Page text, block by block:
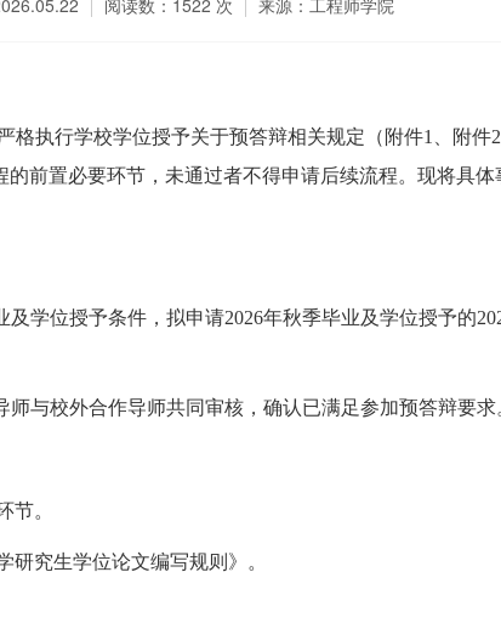
阅读数： 1522 次 来源：工程师学院
格执行学校学位授予关于预答辩相关规定（附件1 、附件2
的前置必要环节，未通过者不得申请后续流程。 现将具体
及学位授予条件 ， 拟申请2026年秋季毕业及学位授予的
与校外合作导师共同审核， 确认已满足参加预答辩要求
节。
究生学位论文编写规则》 。